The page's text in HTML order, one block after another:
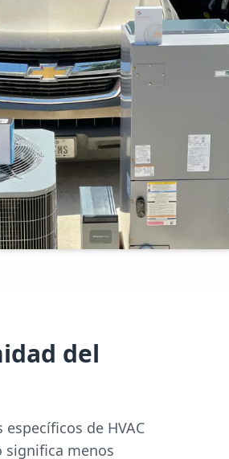
del
de HVAC
significa menos